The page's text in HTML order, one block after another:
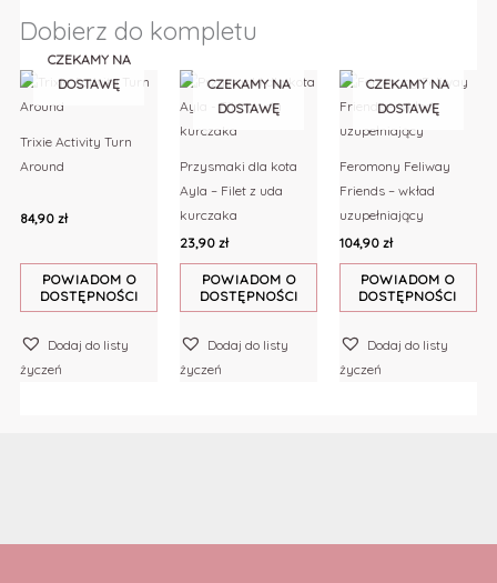
Dobierz do kompletu
CZEKAMY NA
DOSTAWĘ
Trixie Activity Turn
Around
84,90zł
POWIADOM O
DOSTĘPNOŚCI
Dodaj do listy
życzeń
CZEKAMY NA
DOSTAWĘ
Przysmaki dla kota
Ayla – Filet z uda
kurczaka
23,90zł
POWIADOM O
DOSTĘPNOŚCI
Dodaj do listy
życzeń
CZEKAMY NA
DOSTAWĘ
Feromony Feliway
Friends – wkład
uzupełniający
104,90 zł
POWIADOM O
DOSTĘPNOŚCI
Dodaj do listy
życzeń